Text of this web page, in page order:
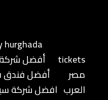
hurghada
tickets
أفضل
مصر
أفضل فندق
العرب افضل شركة